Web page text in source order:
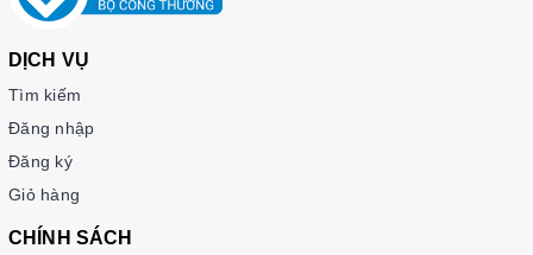
DỊCH VỤ
Tìm kiếm
Đăng nhập
Đăng ký
Giỏ hàng
CHÍNH SÁCH